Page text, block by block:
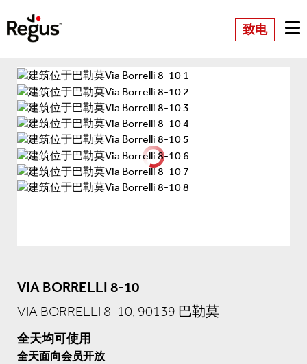
致电
VIA BORRELLI 8-10
VIA BORRELLI 8-10, 90139 巴勒莫
全天均可使用
全天面向会员开放